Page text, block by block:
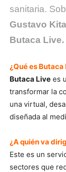
sanitaria.
Gustavo
Butaca Live.
¿Qué es Butaca
Butaca Live es
transformar la
una virtual,
diseñada al
¿A quién va
Este es un
sectores que